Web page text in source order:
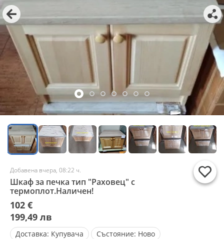
Добавена вчера, 08:22 ч.
Шкаф за печка тип "Раховец" с
термоплот.Наличен!
102 €
199,49 лв
Доставка: Купувача Състояние: Ново